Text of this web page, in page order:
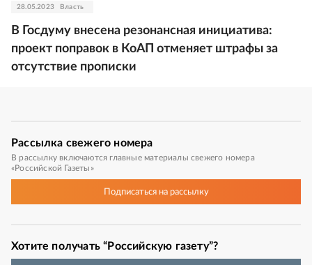
28.05.2023 Власть
В Госдуму внесена резонансная инициатива:
проект поправок в КоАП отменяет штрафы за
отсутствие прописки
Рассылка свежего номера
В рассылку включаются главные материалы свежего номера
«Российской Газеты»
Подписатьсяна рассылку
Хотите получать “Российскую газету”?